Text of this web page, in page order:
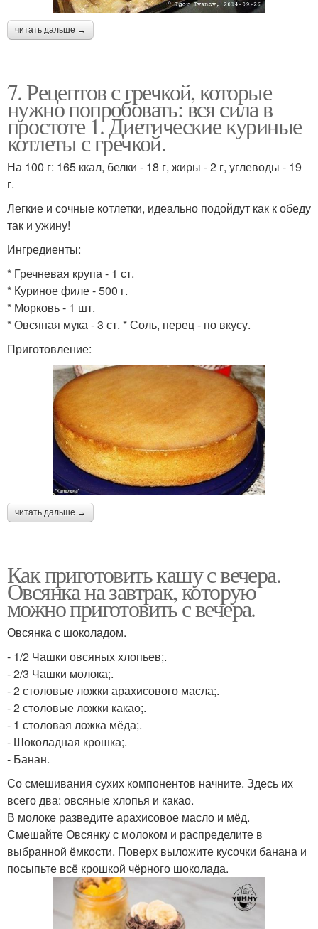
читать дальше →
7. Рецептов с гречкой, которые
нужно попробовать: вся сила в
простоте 1. Диетические куриные
котлеты с гречкой.
На 100 г: 165 ккал, белки - 18 г, жиры - 2 г, углеводы - 19
г.
Легкие и сочные котлетки, идеально подойдут как к обеду
так и ужину!
Ингредиенты:
* Гречневая крупа - 1 ст.
* Куриное филе - 500 г.
* Морковь - 1 шт.
* Овсяная мука - 3 ст. * Соль, перец - по вкусу.
Приготовление:
читать дальше →
Как приготовить кашу с вечера.
Овсянка на завтрак, которую
можно приготовить с вечера.
Овсянка с шоколадом.
- 1/2 Чашки овсяных хлопьев;.
- 2/3 Чашки молока;.
- 2 столовые ложки арахисового масла;.
- 2 столовые ложки какао;.
- 1 столовая ложка мёда;.
- Шоколадная крошка;.
- Банан.
Со смешивания сухих компонентов начните. Здесь их
всего два: овсяные хлопья и какао.
В молоке разведите арахисовое масло и мёд.
Смешайте Овсянку с молоком и распределите в
выбранной ёмкости. Поверх выложите кусочки банана и
посыпьте всё крошкой чёрного шоколада.